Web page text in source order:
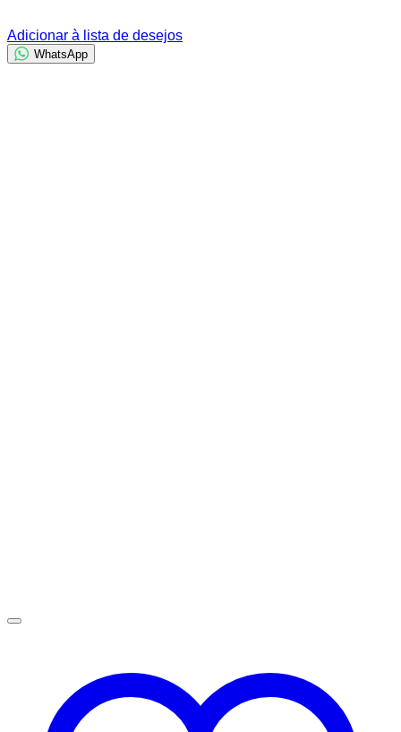
Adicionar à lista de desejos
WhatsApp